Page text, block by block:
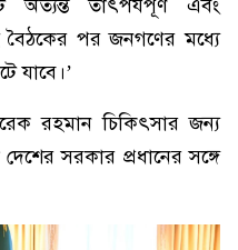
তাৎপর্যপূর্ণ এবং
বৈঠকের পর জনগণের মধ্যে
যাবে।’
রহমান চিকিৎসার জন্য
সরকার প্রধানের সঙ্গে